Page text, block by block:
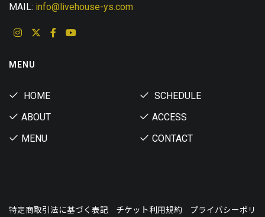
MAIL: info@livehouse-ys.com
MENU
HOME
SCHEDULE
ABOUT
ACCESS
MENU
CONTACT
特定商取引法に基づく表記 チケット利用規約 プライバシーポリ